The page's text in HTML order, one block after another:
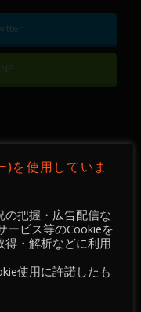
2021年03月22
GBPJPY ／ 15分
を使用していま
の把握・広告配信な
ービス等のCookieを
・解析などに利用
使用に許諾したも